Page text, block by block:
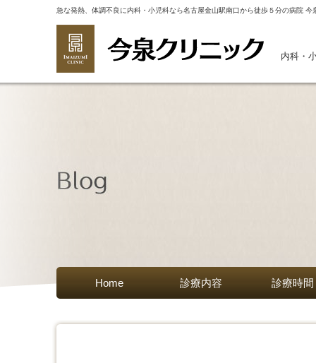
急な発熱、体調不良に内科・小児科なら名古屋金山駅南口から徒歩５分の病院 今
内科・
Home 診療内容 診療時間